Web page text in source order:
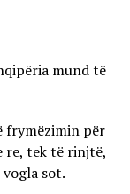
mund të
frymëzimin për
re, tek të rinjtë,
sot.